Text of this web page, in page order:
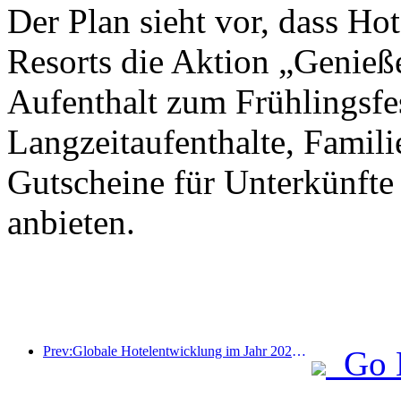
Der Plan sieht vor, dass
Resorts die Aktion
Aufenthalt zum
Langzeitaufenthalte,
Gutscheine für
anbieten.
Prev:Globale Hotelentwicklung im Jahr 2026: Shanghai belegt Platz eins bei der Anzahl neuer Zimmer
Go